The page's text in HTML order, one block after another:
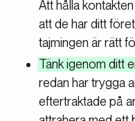
Att hålla
att de har ditt
tajmingen är rätt
Tänk igenom ditt
redan har trygga
eftertraktade på